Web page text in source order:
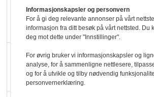
Ti
legger ned
Potetball,
oktan
Informasjonskapsler og personvern
For å gi deg relevante annonser på vårt
informasjon fra ditt besøk på vårt nettsted. Du
deg mot dette under "Innstillinger".
For øvrig bruker vi informasjonskapsler og
analyse, for å sammenligne nettlesere,
og for å utvikle og tilby nødvendig
personvernerklæring.